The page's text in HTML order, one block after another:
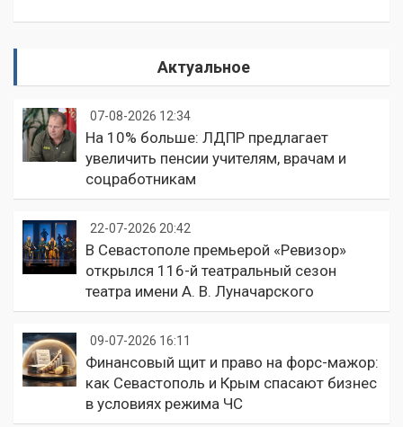
Актуальное
07-08-2026 12:34
На 10% больше: ЛДПР предлагает
увеличить пенсии учителям, врачам и
соцработникам
22-07-2026 20:42
В Севастополе премьерой «Ревизор»
открылся 116-й театральный сезон
театра имени А. В. Луначарского
09-07-2026 16:11
Финансовый щит и право на форс-мажор:
как Севастополь и Крым спасают бизнес
в условиях режима ЧС